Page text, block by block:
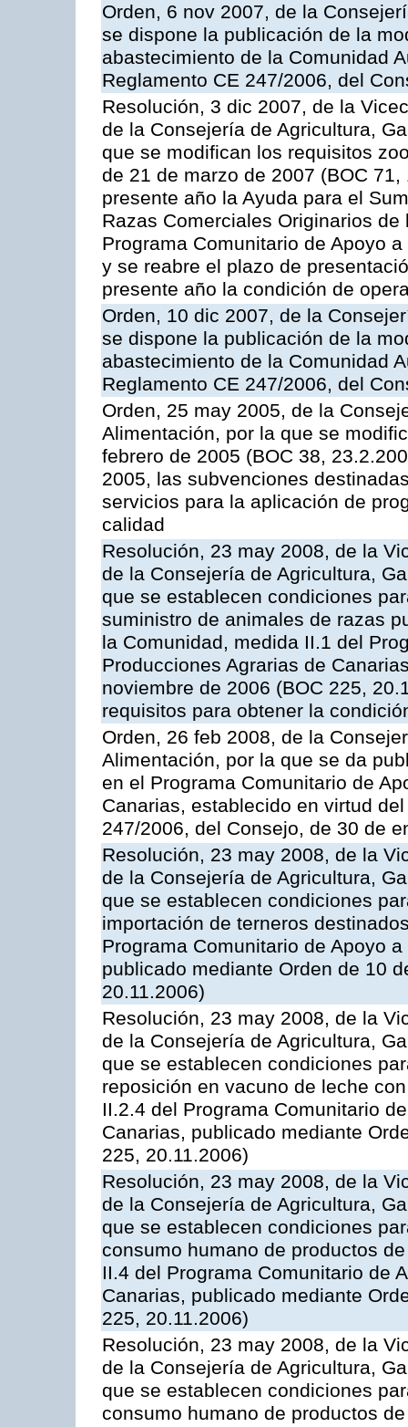
Orden, 6 nov 2007, de la
se dispone la publicación de la
abastecimiento de la Comunidad
Reglamento CE 247/2006, del
Resolución, 3 dic 2007, de la
de la Consejería de Agricultura,
que se modifican los requisitos
de 21 de marzo de 2007 (BOC
presente año la Ayuda para el
Razas Comerciales Originarios
Programa Comunitario de Apoyo
y se reabre el plazo de
presente año la condición de
Orden, 10 dic 2007, de la
se dispone la publicación de la
abastecimiento de la Comunidad
Reglamento CE 247/2006, del
Orden, 25 may 2005, de la
Alimentación, por la que se
febrero de 2005 (BOC 38,
2005, las subvenciones
servicios para la aplicación de
calidad
Resolución, 23 may 2008, de la
de la Consejería de Agricultura,
que se establecen condiciones
suministro de animales de razas
la Comunidad, medida II.1 del
Producciones Agrarias de
noviembre de 2006 (BOC 225,
requisitos para obtener la
Orden, 26 feb 2008, de la
Alimentación, por la que se da
en el Programa Comunitario de
Canarias, establecido en virtud
247/2006, del Consejo, de 30 de
Resolución, 23 may 2008, de la
de la Consejería de Agricultura,
que se establecen condiciones
importación de terneros
Programa Comunitario de Apoyo
publicado mediante Orden de 10
20.11.2006)
Resolución, 23 may 2008, de la
de la Consejería de Agricultura,
que se establecen condiciones
reposición en vacuno de leche
II.2.4 del Programa Comunitario
Canarias, publicado mediante
225, 20.11.2006)
Resolución, 23 may 2008, de la
de la Consejería de Agricultura,
que se establecen condiciones
consumo humano de productos
II.4 del Programa Comunitario de
Canarias, publicado mediante
225, 20.11.2006)
Resolución, 23 may 2008, de la
de la Consejería de Agricultura,
que se establecen condiciones
consumo humano de productos